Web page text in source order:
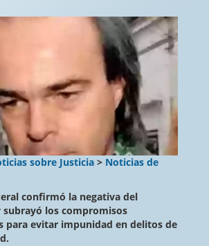
sobre Justicia > Noticias de
confirmó la negativa del
subrayó los compromisos
para evitar impunidad en delitos de